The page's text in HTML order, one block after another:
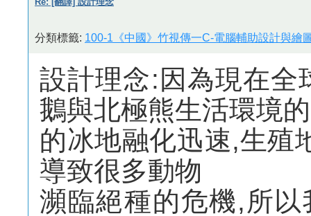
分類標籤: 100-1《中國》竹視傳一C-電腦輔助設計與繪
設計理念:因為現在全
鵝與北極熊生活環境的
的冰地融化迅速,生殖
導致很多動物
瀕臨絕種的危機,所